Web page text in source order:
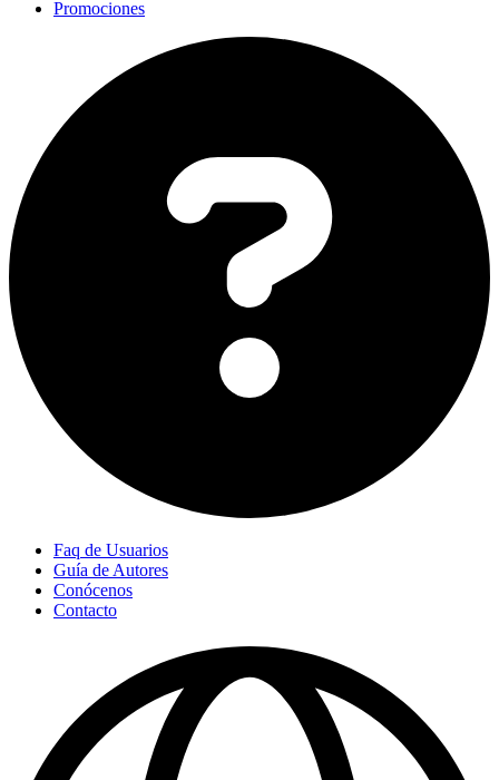
Promociones
Faq de Usuarios
Guía de Autores
Conócenos
Contacto